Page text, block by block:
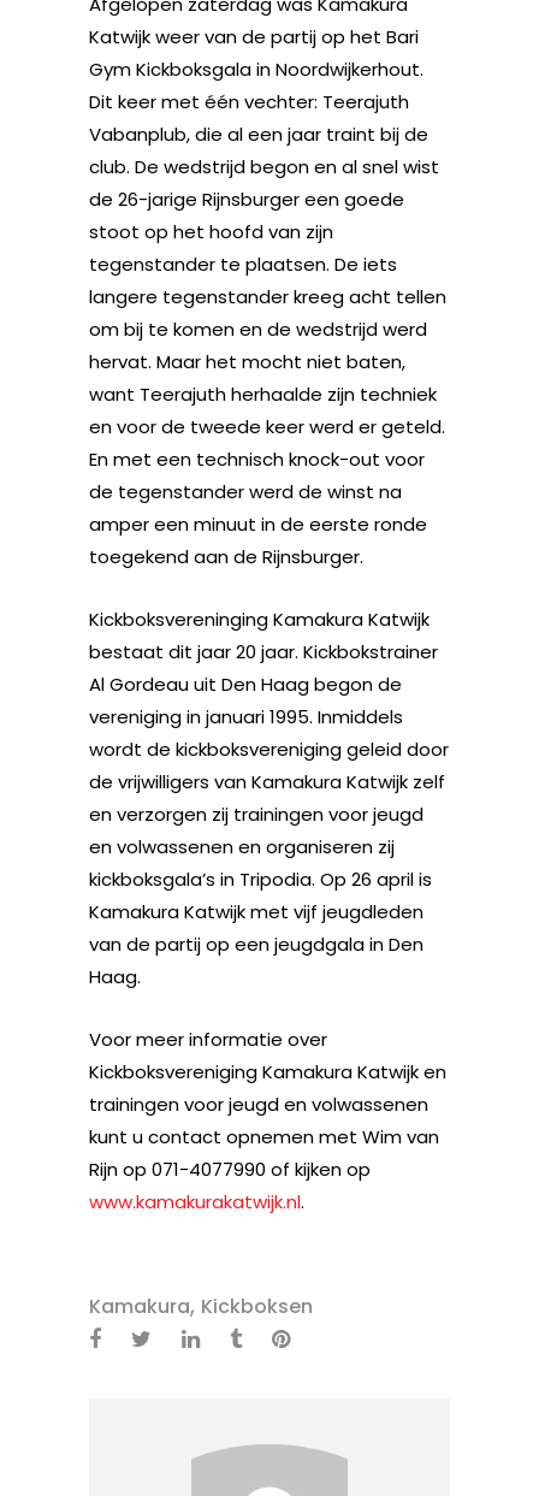
Katwijk weer van de partij op het Bari
Gym Kickboksgala in Noordwijkerhout.
Dit keer met één vechter: Teerajuth
Vabanplub, die al een jaar traint bij de
club. De wedstrijd begon en al snel wist
de 26-jarige Rijnsburger een goede
stoot op het hoofd van zijn
tegenstander te plaatsen. De iets
langere tegenstander kreeg acht tellen
om bij te komen en de wedstrijd werd
hervat. Maar het mocht niet baten,
want Teerajuth herhaalde zijn techniek
en voor de tweede keer werd er geteld.
En met een technisch knock-out voor
de tegenstander werd de winst na
amper een minuut in de eerste ronde
toegekend aan de Rijnsburger.
Kickboksvereninging Kamakura Katwijk
bestaat dit jaar 20 jaar. Kickbokstrainer
Al Gordeau uit Den Haag begon de
vereniging in januari 1995. Inmiddels
wordt de kickboksvereniging geleid door
de vrijwilligers van Kamakura Katwijk zelf
en verzorgen zij trainingen voor jeugd
en volwassenen en organiseren zij
kickboksgala’s in Tripodia. Op 26 april is
Kamakura Katwijk met vijf jeugdleden
van de partij op een jeugdgala in Den
Haag.
Voor meer informatie over
Kickboksvereniging Kamakura Katwijk en
trainingen voor jeugd en volwassenen
kunt u contact opnemen met Wim van
Rijn op 071-4077990 of kijken op
www.kamakurakatwijk.nl.
Kamakura, Kickboksen